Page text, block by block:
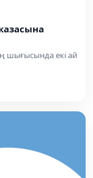
шығысында екі ай